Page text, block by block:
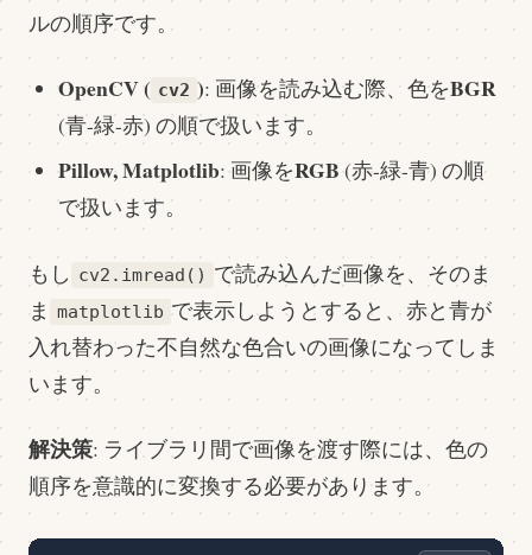
ルの順序です。
OpenCV ( cv2 ): 画像を読み込む際、色をBGR
(青-緑-赤) の順で扱います。
Pillow, Matplotlib: 画像をRGB (赤-緑-青) の順
で扱います。
もし cv2.imread() で読み込んだ画像を、そのま
ま matplotlib で表示しようとすると、赤と青が
入れ替わった不自然な色合いの画像になってしま
います。
解決策: ライブラリ間で画像を渡す際には、色の
順序を意識的に変換する必要があります。